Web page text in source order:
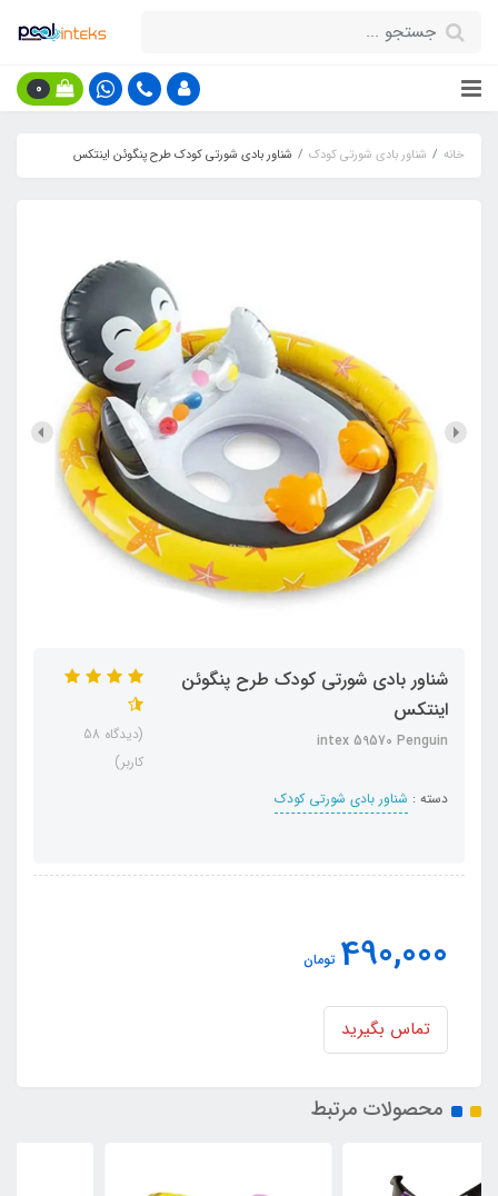
0
خانه شناور بادی شورتی کودک شناور بادی شورتی کودک طرح پنگوئن اینتکس
شناور بادی شورتی کودک طرح پنگوئن
اینتکس
intex 59570 Penguin
دسته : شناور بادی شورتی کودک
(دیدگاه 58
کاربر)
490,000 تومان
تماس بگیرید
محصولات مرتبط